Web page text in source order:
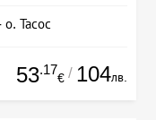
Тасос
53.17
€ / 104лв.